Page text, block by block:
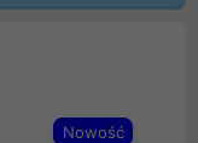
Nowość